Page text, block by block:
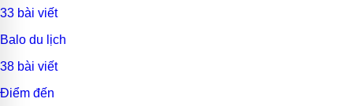
33 bài viết
Balo du lịch
38 bài viết
Điểm đến